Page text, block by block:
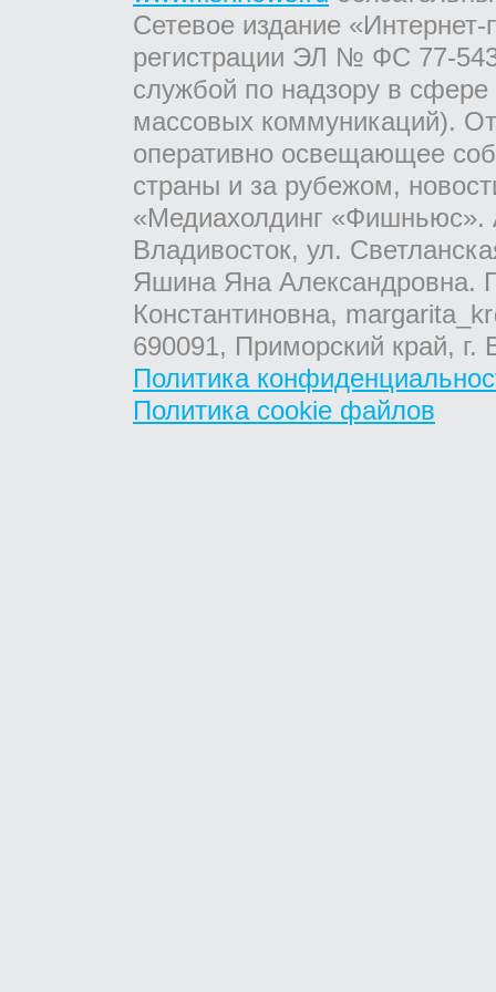
Сетевое издание
регистрации ЭЛ № ФС 77-
службой по надзору в
массовых коммуникаций).
оперативно освещающее
страны и за рубежом,
«Медиахолдинг «Фишньюс».
Владивосток, ул.
Яшина Яна Александровна.
Константиновна,
690091, Приморский край,
Политика
Политика cookie файлов